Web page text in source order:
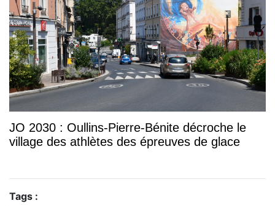
JO 2030 : Oullins-Pierre-Bénite décroche le
village des athlètes des épreuves de glace
Tags :